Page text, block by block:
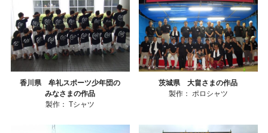
香川県 牟礼スポーツ少年団の
みなさまの作品
製作： Tシャツ
茨城県 大畠さまの作品
製作：
ポロシャツ